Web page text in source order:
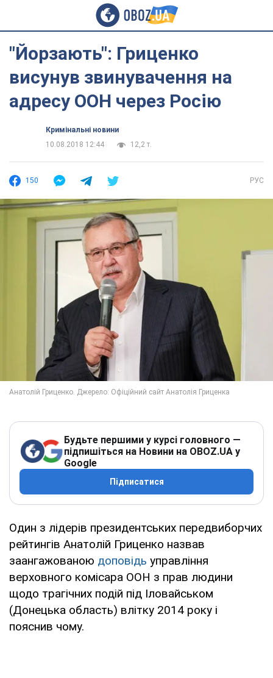
"Йорзають": Гриценко
висунув звинувачення на
адресу ООН через Росію
Кримінальні новини
10.08.2018 12:44
12,2 т.
150 РУС
Будьте першими у курсі головного —
підпишіться на Новини на OBOZ.UA у
Google
Підписатися
Один з лідерів президентських передвиборчих
рейтингів Анатолій Гриценко назвав
заангажованою доповідь управління
верховного комісара ООН з прав людини
щодо трагічних подій під Іловайськом
(Донецька область) влітку 2014 року і
пояснив чому.